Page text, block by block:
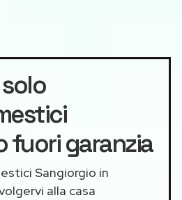
fuori garanzia
Sangiorgio in
alla casa